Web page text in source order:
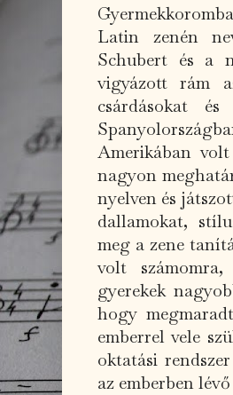
Latin zenén
Schubert és a
vigyázott rám
csárdásokat
Amerikában
nagyon
nyelven és
dallamokat,
meg a zene
volt
gyerekek
hogy
emberrel vele
oktatási
az emberben